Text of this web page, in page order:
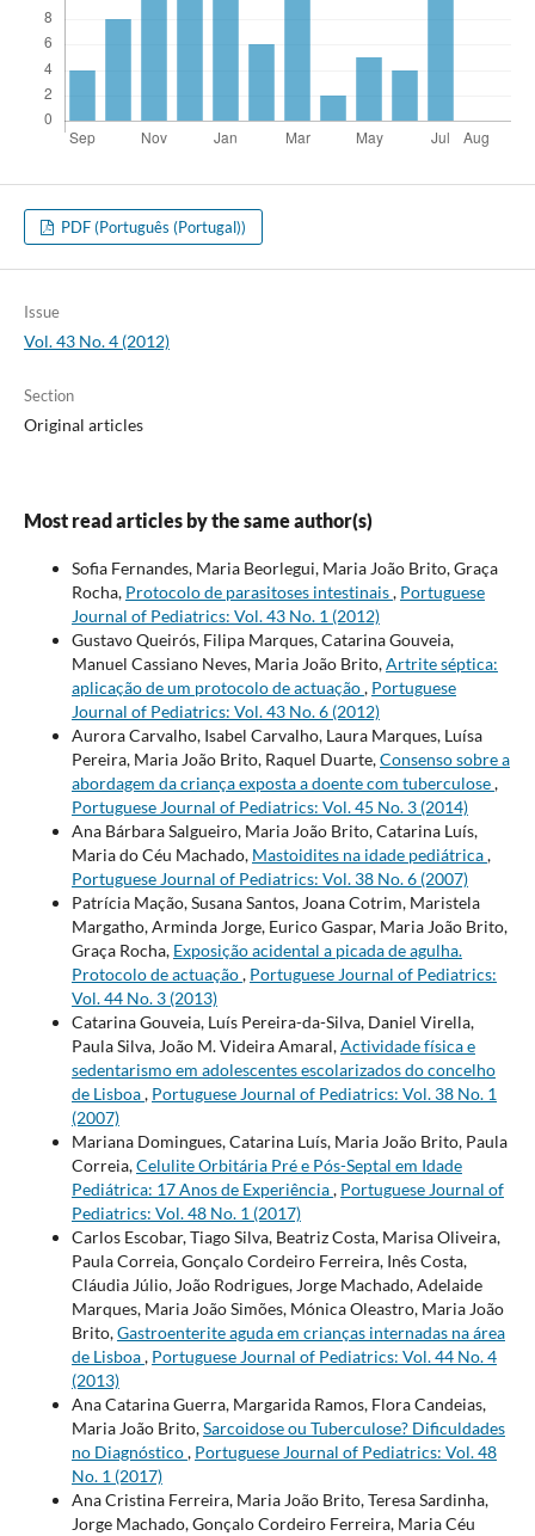
PDF (Português (Portugal))
Issue
Vol. 43 No. 4 (2012)
Section
Original articles
Most read articles by the same author(s)
Sofia Fernandes, Maria Beorlegui, Maria João Brito, Graça
Rocha, Protocolo de parasitoses intestinais, Portuguese
Journal of Pediatrics: Vol. 43 No. 1 (2012)
Gustavo Queirós, Filipa Marques, Catarina Gouveia,
Manuel Cassiano Neves, Maria João Brito,Artrite séptica:
aplicação de um protocolo de actuação, Portuguese
Journal of Pediatrics: Vol. 43 No. 6 (2012)
Aurora Carvalho, Isabel Carvalho, Laura Marques, Luísa
Pereira, Maria João Brito, Raquel Duarte,Consenso sobre a
abordagem da criança exposta a doente com tuberculose,
Portuguese Journal of Pediatrics: Vol. 45 No. 3 (2014)
Ana Bárbara Salgueiro, Maria João Brito, Catarina Luís,
Maria do Céu Machado, Mastoidites na idade pediátrica,
Portuguese Journal of Pediatrics: Vol. 38 No. 6 (2007)
Patrícia Mação, Susana Santos, Joana Cotrim, Maristela
Margatho, Arminda Jorge, Eurico Gaspar, Maria João Brito,
Graça Rocha, Exposição acidental a picada de agulha.
Protocolo de actuação, Portuguese Journal of Pediatrics:
Vol. 44 No. 3 (2013)
Catarina Gouveia, Luís Pereira-da-Silva, Daniel Virella,
Paula Silva, João M. Videira Amaral,Actividade física e
sedentarismo em adolescentes escolarizados do concelho
de Lisboa, Portuguese Journal of Pediatrics: Vol. 38 No. 1
(2007)
Mariana Domingues, Catarina Luís, Maria João Brito, Paula
Correia,Celulite Orbitária Pré e Pós-Septal em Idade
Pediátrica: 17 Anos de Experiência, Portuguese Journal of
Pediatrics: Vol. 48 No. 1 (2017)
Carlos Escobar, Tiago Silva, Beatriz Costa, Marisa Oliveira,
Paula Correia, Gonçalo Cordeiro Ferreira, Inês Costa,
Cláudia Júlio, João Rodrigues, Jorge Machado, Adelaide
Marques, Maria João Simões, Mónica Oleastro, Maria João
Brito,Gastroenterite aguda em crianças internadas na área
de Lisboa, Portuguese Journal of Pediatrics: Vol. 44 No. 4
(2013)
Ana Catarina Guerra, Margarida Ramos, Flora Candeias,
Maria João Brito,Sarcoidose ou Tuberculose? Dificuldades
no Diagnóstico, Portuguese Journal of Pediatrics: Vol. 48
No. 1 (2017)
Ana Cristina Ferreira, Maria João Brito, Teresa Sardinha,
Jorge Machado, Gonçalo Cordeiro Ferreira, Maria Céu